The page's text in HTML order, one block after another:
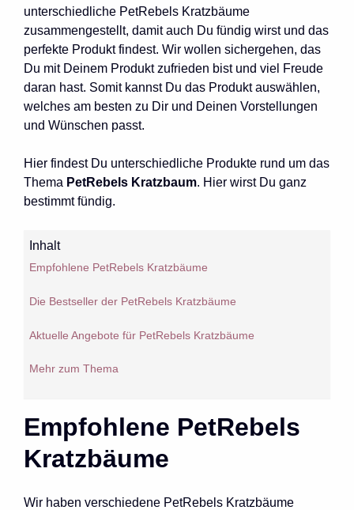
unterschiedliche PetRebels Kratzbäume
zusammengestellt, damit auch Du fündig wirst und das
perfekte Produkt findest. Wir wollen sichergehen, das
Du mit Deinem Produkt zufrieden bist und viel Freude
daran hast. Somit kannst Du das Produkt auswählen,
welches am besten zu Dir und Deinen Vorstellungen
und Wünschen passt.
Hier findest Du unterschiedliche Produkte rund um das
Thema PetRebels Kratzbaum. Hier wirst Du ganz
bestimmt fündig.
Inhalt
Empfohlene PetRebels Kratzbäume
Die Bestseller der PetRebels Kratzbäume
Aktuelle Angebote für PetRebels Kratzbäume
Mehr zum Thema
Empfohlene PetRebels
Kratzbäume
Wir haben verschiedene PetRebels Kratzbäume